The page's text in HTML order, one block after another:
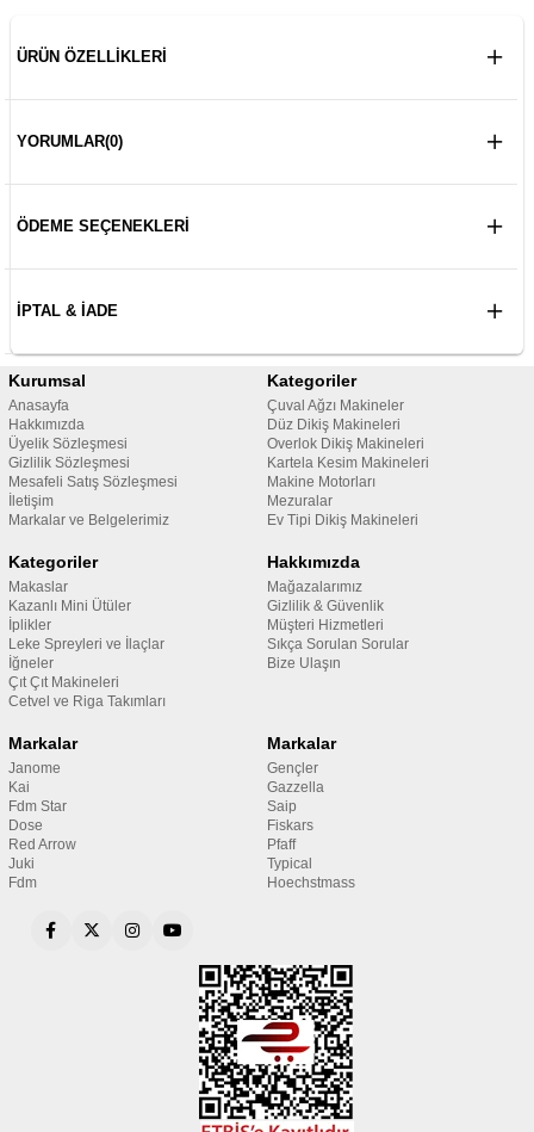
ÜRÜN ÖZELLIKLERI
YORUMLAR(0)
ÖDEME SEÇENEKLERI
İPTAL & İADE
Kurumsal
Anasayfa
Hakkımızda
Üyelik Sözleşmesi
Gizlilik Sözleşmesi
Mesafeli Satış Sözleşmesi
İletişim
Markalar ve Belgelerimiz
Kategoriler
Çuval Ağzı Makineler
Düz Dikiş Makineleri
Overlok Dikiş Makineleri
Kartela Kesim Makineleri
Makine Motorları
Mezuralar
Ev Tipi Dikiş Makineleri
Kategoriler
Makaslar
Kazanlı Mini Ütüler
İplikler
Leke Spreyleri ve İlaçlar
İğneler
Çıt Çıt Makineleri
Cetvel ve Riga Takımları
Hakkımızda
Mağazalarımız
Gizlilik & Güvenlik
Müşteri Hizmetleri
Sıkça Sorulan Sorular
Bize Ulaşın
Markalar
Janome
Kai
Fdm Star
Dose
Red Arrow
Juki
Fdm
Markalar
Gençler
Gazzella
Saip
Fiskars
Pfaff
Typical
Hoechstmass